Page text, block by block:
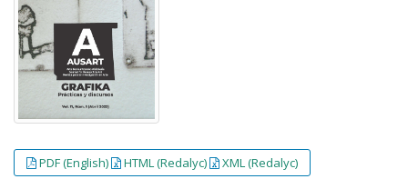
PDF (English) HTML (Redalyc) XML (Redalyc)